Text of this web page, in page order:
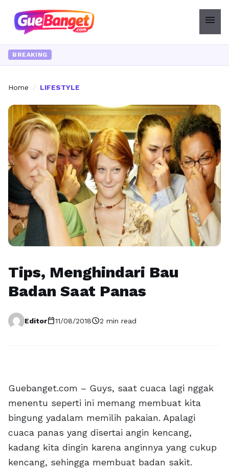
menu
BREAKING
Home / LIFESTYLE
Tips, Menghindari Bau
Badan Saat Panas
Editorcalendar_today11/08/2018schedule2 min read
Guebanget.com – Guys, saat cuaca lagi nggak
menentu seperti ini memang membuat kita
bingung yadalam memilih pakaian. Apalagi
cuaca panas yang disertai angin kencang,
kadang kita dingin karena anginnya yang cukup
kencang, sehingga membuat badan sakit.